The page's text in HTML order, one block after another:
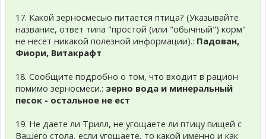
17. Какой зерносмесью питается птица? (Указывайте
название, ответ типа "простой (или "обычный") корм"
не несет никакой полезной информации).: Падован,
Фиори, Витакрафт
18. Сообщите подробно о том, что входит в рацион
помимо зерносмеси.: зерно вода и минеральный
песок - остальное не ест
19. Не даете ли Трилл, не угощаете ли птицу пищей с
Вашего стола, если угощаете, то какой именно и как